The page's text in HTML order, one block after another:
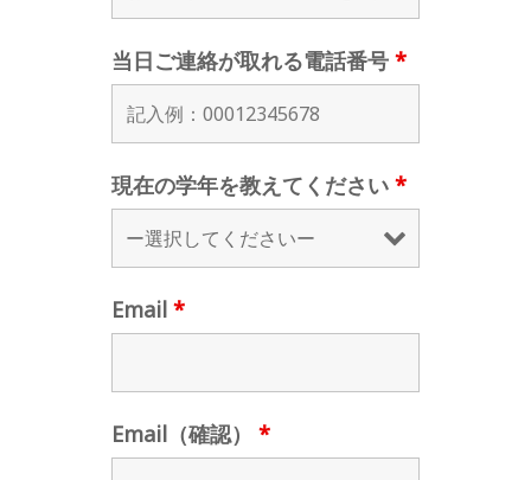
当日ご連絡が取れる電話番号 *
現在の学年を教えてください *
Email *
Email（確認） *